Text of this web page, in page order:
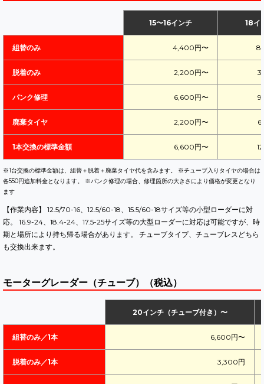
15〜16インチ 18イ
組替のみ 4,400円〜
脱着のみ 2,200円〜
パンク修理 6,600円〜
廃棄タイヤ 2,200円〜
1本交換の標準金額 6,600円〜
※1台交換の標準金額は、組替＋脱着＋廃棄タイヤ代を含みます。 ※チューブ入りタイヤの場合は
各550円追加料金となります。 ※パンク修理の場合、修理箇所の大きさにより価格が変更となり
ます
【作業内容】 12.5/70-16、12.5/60-18、15.5/60-18サイズ等の小型ローダーに対
応。 16.9-24、18.4-24、17.5-25サイズ等の大型ローダーに対応は可能ですが、時
期と場所により持ち帰る場合があります。 チューブタイプ、チューブレスどちら
も交換出来ます。
モーターグレーダー（チューブ）（税込）
20インチ（チューブ付き）〜
組替のみ／1本 6,600円〜
脱着のみ／1本 3,300円